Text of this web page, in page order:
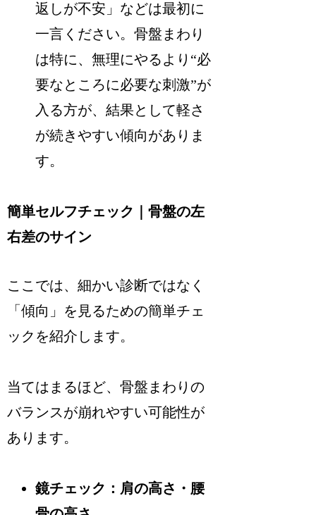
返しが不安」などは最初に
一言ください。骨盤まわり
は特に、無理にやるより“必
要なところに必要な刺激”が
入る方が、結果として軽さ
が続きやすい傾向がありま
す。
簡単セルフチェック｜骨盤の左
右差のサイン
ここでは、細かい診断ではなく
「傾向」を見るための簡単チェ
ックを紹介します。
当てはまるほど、骨盤まわりの
バランスが崩れやすい可能性が
あります。
鏡チェック：肩の高さ・腰